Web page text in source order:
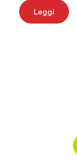
Leggi